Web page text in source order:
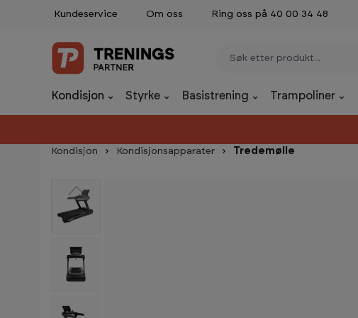
til innhold
Gå til navigasjon
Kundeservice Om oss Ring oss på 40 00 34 48
Kondisjon Styrke Basistrening Trampoliner
Kondisjon Kondisjonsapparater Tredemølle
Hopp over bildegalleri